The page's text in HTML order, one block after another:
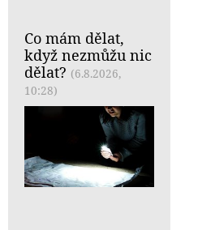
Co mám dělat,
když nezmůžu nic
dělat? (6.8.2026,
10:28)